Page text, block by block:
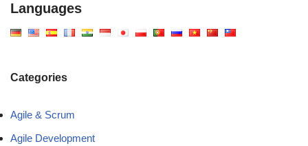
Languages
Categories
Agile & Scrum
Agile Development